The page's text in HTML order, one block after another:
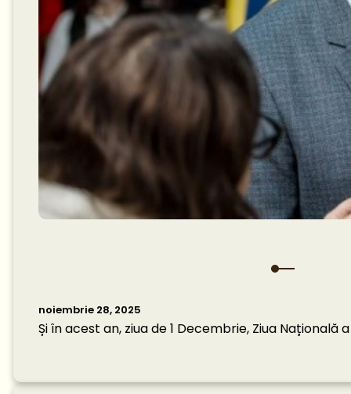
noiembrie 28, 2025
Și în acest an, ziua de 1 Decembrie, Ziua